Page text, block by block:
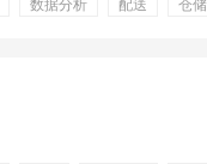
数据分析 配送
仓储